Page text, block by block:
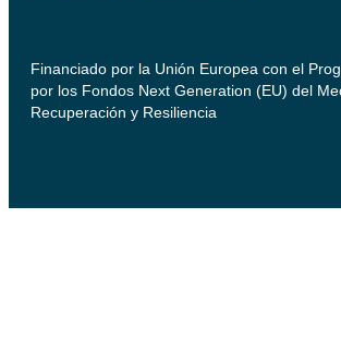
Financiado por la Unión Europea con el
por los Fondos Next Generation (EU) del
Recuperación y Resiliencia